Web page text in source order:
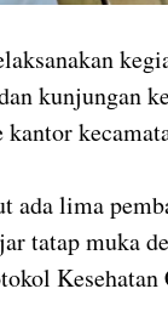
kunjungan
lima
tatap muka